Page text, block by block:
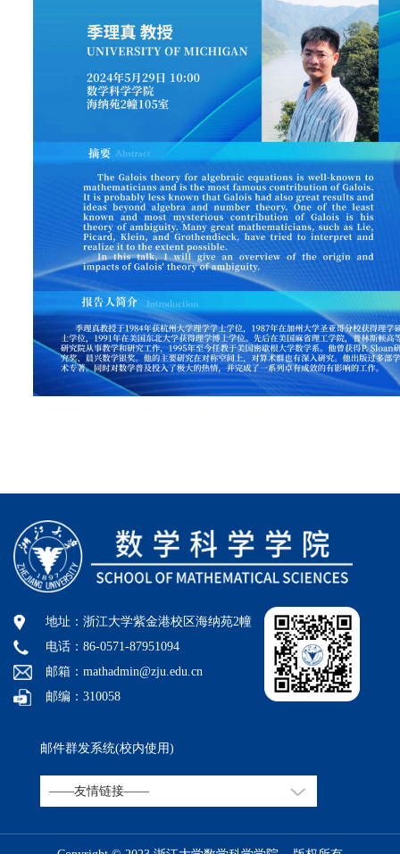
地址：浙江大学紫金港校区海纳苑2幢
电话：86-0571-87951094
邮箱：mathadmin@zju.edu.cn
邮编：310058
邮件群发系统(校内使用)